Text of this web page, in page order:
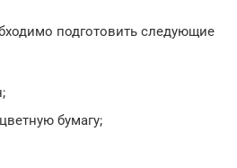
подготовить следующие
бумагу;